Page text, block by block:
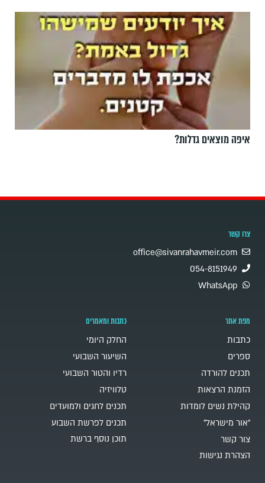
איפה מוצאים גדלות?
צרו קשר
office@sivanrahavmeir.com
054-8151949
WhatsApp
מפת אתר
כתבות
ספרים
תכנים להורדה
הזמנת הרצאות
קהילת נשים לומדות
"אור מישראל"
צור קשר
הצהרת נגישות
כתבות ומאמרים
החלק היומי
השיעור השבועי
רדיו והטור השבועי
טלוויזיה
תכנים לחגים ולמועדים
תכנים לפרשת השבוע
תוכן נוסף ברשת